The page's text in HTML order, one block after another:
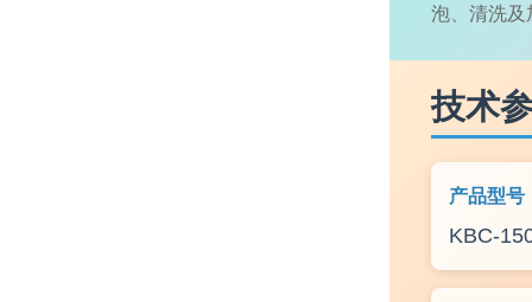
泡、清洗及
技术
产品型号
KBC-